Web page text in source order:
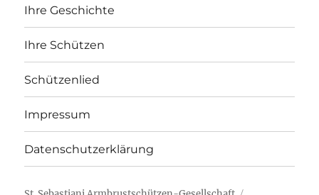
Ihre Geschichte
Ihre Schützen
Schützenlied
Impressum
Datenschutzerklärung